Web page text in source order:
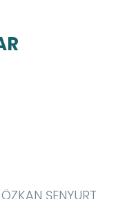
ÖZKAN ŞENYURT